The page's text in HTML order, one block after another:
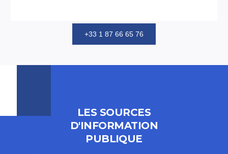
+33 1 87 66 65 76
LES SOURCES
D'INFORMATION
PUBLIQUE